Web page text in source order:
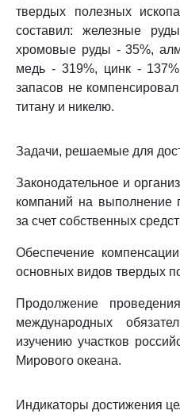
твердых полезных
составил: железные
хромовые руды - 35%,
медь - 319%, цинк -
запасов не
титану и никелю.
Задачи, решаемые для
Законодательное и
компаний на выполнение
за счет собственных
Обеспечение
основных видов твердых
Продолжение
международных
изучению участков
Мирового океана.
Индикаторы достижения